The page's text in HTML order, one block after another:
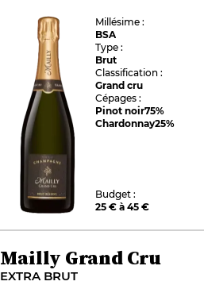
Millésime :
BSA
Type :
Brut
Classification :
Grand cru
Cépages :
Pinot noir75%
Chardonnay25%
Budget :
25 € à 45 €
Mailly Grand Cru
EXTRA BRUT